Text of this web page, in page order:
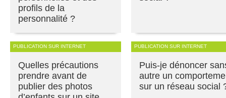
profils de la
personnalité ?
PUBLICATION SUR INTERNET
Quelles précautions
prendre avant de
publier des photos
PUBLICATION SUR INTERNET
Puis-je dénoncer
autre un
sur un réseau social